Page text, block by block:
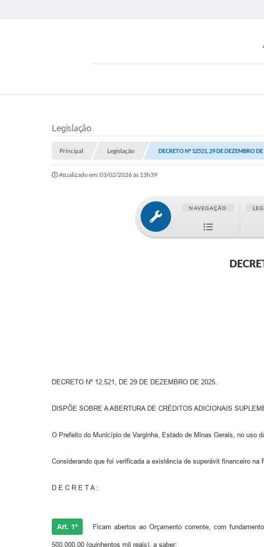
Legislação
Principal Legislação DECRETO Nº 12521, 29 DE DEZEMBRO
Atualizado em: 03/02/2026 às 13h39
NAVEGAÇÃO
DECRETO Nº 12.521, DE 29 DE DEZEMBRO DE 2025.
DISPÕE SOBRE A ABERTURA DE CRÉDITOS ADICIONAIS
O Prefeito do Município de Varginha, Estado de Minas Gerais, no uso
Considerando que foi verificada a existência de superávit financeiro
D E C R E T A :
Art. 1º Ficam abertos ao Orçamento corrente, com
500.000,00 (quinhentos mil reais), a saber: